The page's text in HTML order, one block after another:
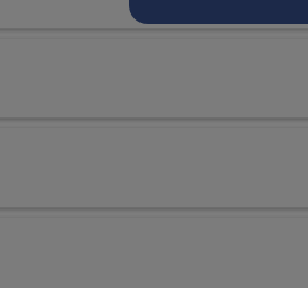
der Fahrer erleidet eine schwere
eines lukrativen Geschäfts
hinaus anfällt, wird von der
von CHECK24 gibt Ihnen die
Mietsachschäden an